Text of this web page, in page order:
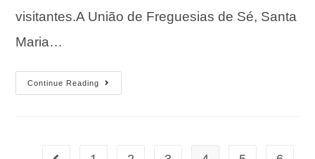
visitantes.A União de Freguesias de Sé, Santa
Maria…
Continue Reading